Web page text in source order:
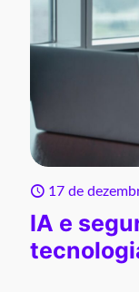
17 de
IA e